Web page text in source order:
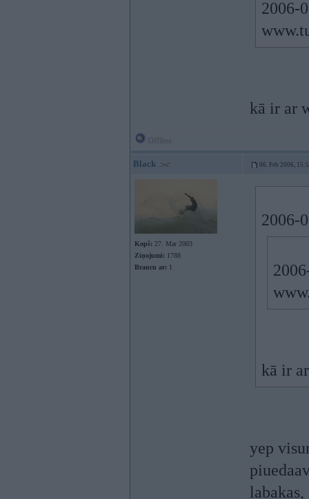
2006-
kā ir ar
Black 06. Feb 2006,
Kopš: 27. Mar 2003
Ziņojumi: 1788
Braucu ar: 1
2006-
kā ir
yep